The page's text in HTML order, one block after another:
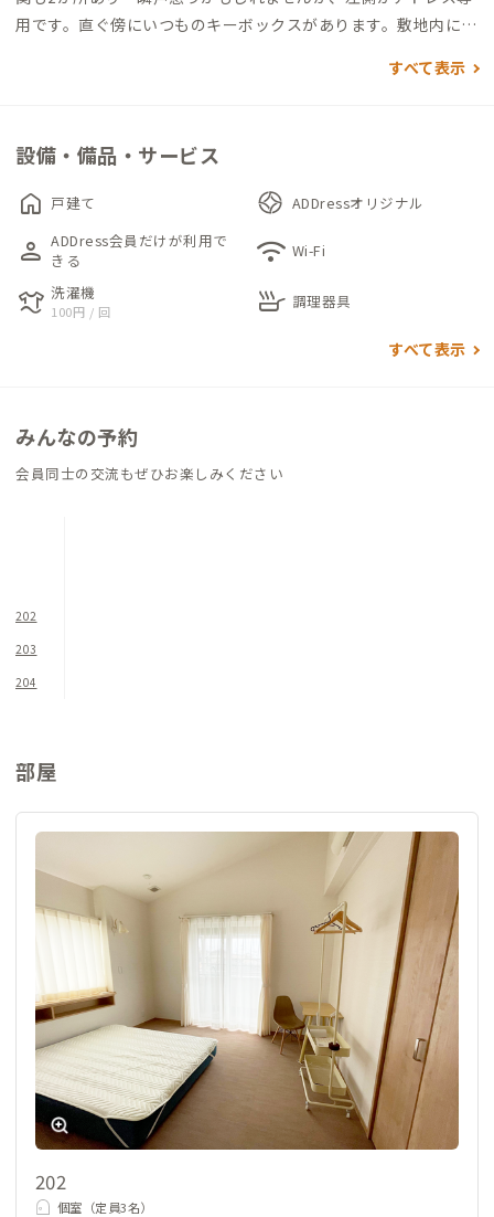
用です。直ぐ傍にいつものキーボックスがあります。敷地内には
際は近くのパーキングをご使用ください。保育園の目の前とい
この家は外断熱と高気密構造が特徴で、エアコンをつけてない冬
場でも寒すぎず、適度な室温が保たれているのです。但し、セン
トラル空調の為、操作するリモコンがリビングにしかありませ
ん。リビングにあるリモコン一つで全室の空調を管理している
ため、そこで室温や風量を操作すると全部屋の空調も同様に変
化するので季節ごとに一定の室温と風量を保って下さい。ま
た、高気密なので燃焼系のヒーターは使用不可です。この家の特
徴は広いキッチンです。ステンレスの大きな天板と大きなシンク
というハイスペックです。その上、食洗機もついています。水回
りで言うと、脱衣所と浴室も広々として使いやすいです。
良いでしょう。この家は4LDKです。2階に上がると先ず南側に
洋間が2部屋あります。１つがドミトリータイプのお部屋で、そ
ンダと物干しがあるので、衣類を干すには十分な広さです。北側
したいときは衣類掛けをご使用ください。但しエアコンはセン
トラル空調の為、急速な除湿や乾燥は不可です。1階の乾燥機と
併せてご使用ください。
すべて表示
設備・備品・サービス
home 戸建て ADDressオリジナル
person ADDress会員だけが利用で
きる
wifi Wi-Fi
laundry 洗濯機
100円 / 回 skillet 調理器具
すべて表示
みんなの予約
会員同士の交流もぜひお楽しみください
202
203
204
部屋
202
個室（定員3名）